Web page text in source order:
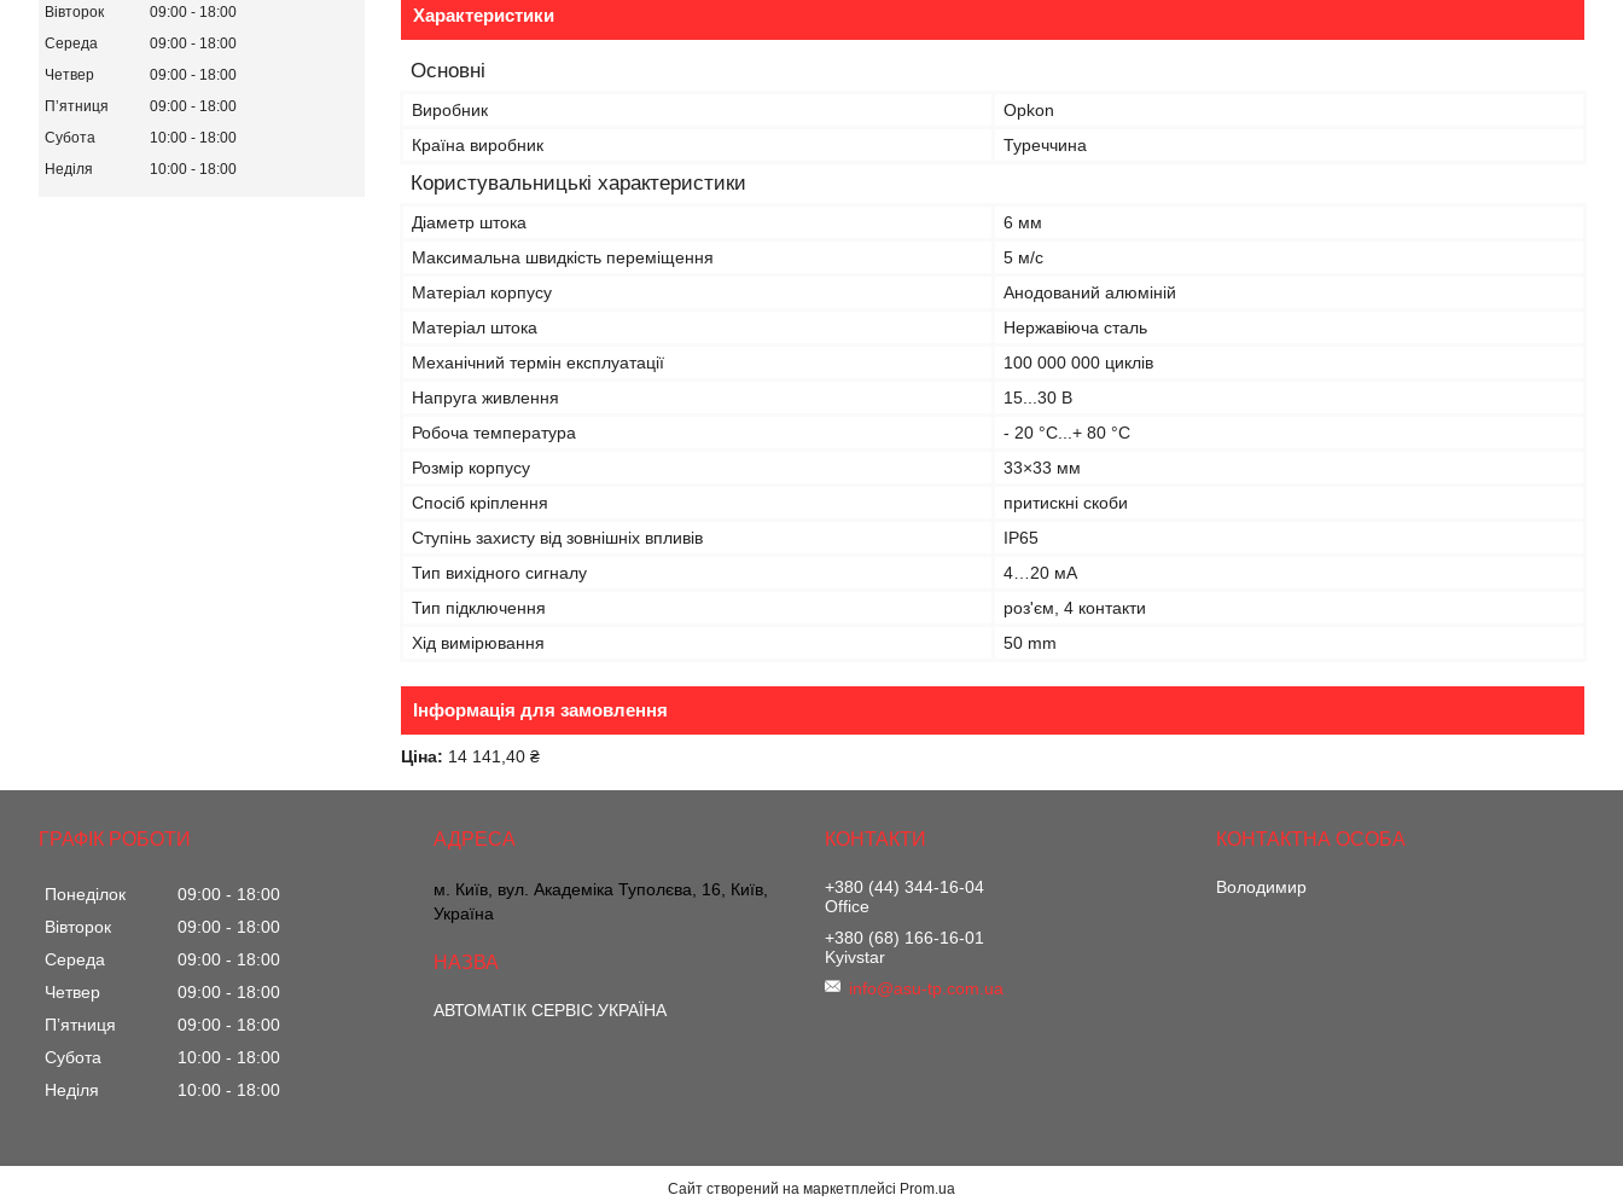
Характеристики
Основні
Виробник
Opkon
Країна виробник
Туреччина
Користувальницькі характеристики
Діаметр штока
6 мм
Максимальна швидкість переміщення
5 м/с
Матеріал корпусу
Анодований алюміній
Матеріал штока
Нержавіюча сталь
Механічний термін експлуатації
100 000 000 циклів
Напруга живлення
15...30 В
Робоча температура
- 20 °C...+ 80 °C
Розмір корпусу
33×33 мм
Спосіб кріплення
притискні скоби
Ступінь захисту від зовнішніх впливів
IP65
Тип вихідного сигналу
4…20 мА
Тип підключення
роз'єм, 4 контакти
Хід вимірювання
50 mm
Інформація для замовлення
Ціна: 14 141,40 ₴
Вівторок
09:00
18:00
Середа
09:00
18:00
Четвер
09:00
18:00
Пʼятниця
09:00
18:00
Субота
10:00
18:00
Неділя
10:00 18:00
ГРАФІК РОБОТИ
Понеділок 09:00
18:00
Вівторок
09:00
18:00
Середа
09:00
18:00
Четвер
09:00
18:00
Пʼятниця
09:00
18:00
Субота
10:00
18:00
Неділя
10:00 18:00
м. Київ, вул. Академіка Туполєва, 16, Київ,
Україна
АВТОМАТІК СЕРВІС УКРАЇНА
+380 (44) 344-16-04
Office
+380 (68) 166-16-01
Kyivstar
info@asu-tp.com.ua
Володимир
Сайт створений на маркетплейсі Prom.ua